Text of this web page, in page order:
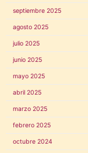
septiembre 2025
agosto 2025
julio 2025
junio 2025
mayo 2025
abril 2025
marzo 2025
febrero 2025
octubre 2024